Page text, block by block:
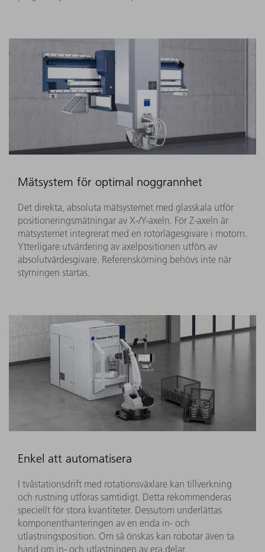
Mätsystem för optimal noggrannhet
Det direkta, absoluta mätsystemet med glasskala utför
positioneringsmätningar av X-/Y-axeln. För Z-axeln är
mätsystemet integrerat med en rotorlägesgivare i motorn.
Ytterligare utvärdering av axelpositionen utförs av
absolutvärdesgivare. Referenskörning behövs inte när
styrningen startas.
Enkel att automatisera
I tvåstationsdrift med rotationsväxlare kan tillverkning
och rustning utföras samtidigt. Detta rekommenderas
speciellt för stora kvantiteter. Dessutom underlättas
komponenthanteringen av en enda in- och
utlastningsposition. Om så önskas kan robotar även ta
hand om in- och utlastningen av era delar.